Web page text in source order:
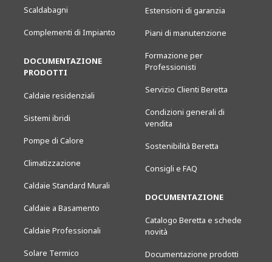
Scaldabagni
Complementi di Impianto
DOCUMENTAZIONE
PRODOTTI
Caldaie residenziali
Sistemi ibridi
Pompe di Calore
Climatizzazione
Caldaie Standard Murali
Caldaie a Basamento
Caldaie Professionali
Solare Termico
Estensioni di garanzia
Piani di manutenzione
Formazione per
Professionisti
Servizio Clienti Beretta
Condizioni generali di
vendita
Sostenibilità Beretta
Consigli e FAQ
DOCUMENTAZIONE
Catalogo Beretta e schede
novità
Documentazione prodotti